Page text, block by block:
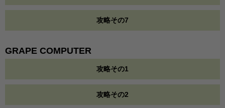
攻略その7
GRAPE COMPUTER
攻略その1
攻略その2